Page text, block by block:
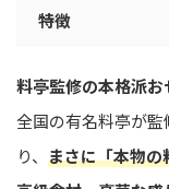
特徴
料亭監修の本格派お
全国の有名料亭が
り、 まさに「本物の